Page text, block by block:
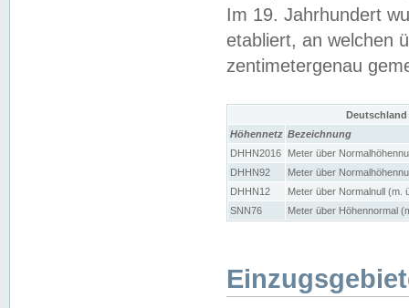
Im 19. Jahrhundert
etabliert, an welchen
zentimetergenau
Höhennetz Bezeichnung
DHHN2016
Meter über
DHHN92
Meter über
DHHN12
Meter über Normalnull (m.
SNN76
Meter über Höhennormal